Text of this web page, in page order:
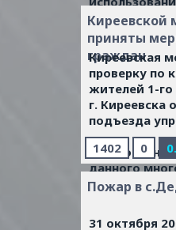
РФ, а также
Киреевского
совершении
ст.292
имущества, с
положения)
Киреевской
приняты
граждан
Киреевская
проверку по
жителей 1-
г. Киреевска
подъезда
данного
основании
Ваш дом».
1402 0
Пожар в
31 октября